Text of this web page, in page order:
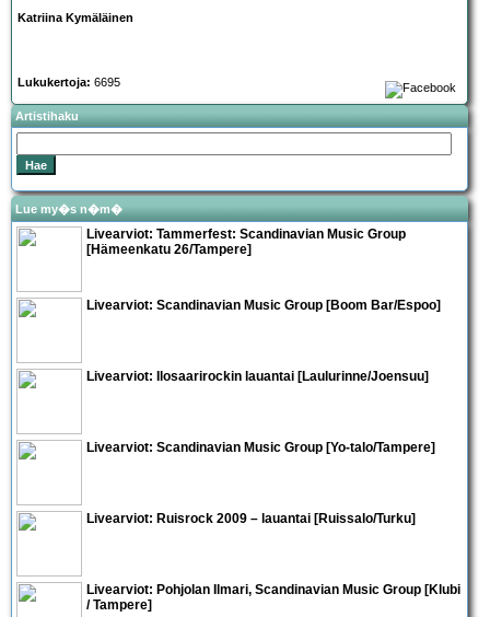
Katriina Kymäläinen
Lukukertoja: 6695
Artistihaku
Lue my�s n�m�
Livearviot: Tammerfest: Scandinavian Music Group
[Hämeenkatu 26/Tampere]
Livearviot: Scandinavian Music Group [Boom Bar/Espoo]
Livearviot: Ilosaarirockin lauantai [Laulurinne/Joensuu]
Livearviot: Scandinavian Music Group [Yo-talo/Tampere]
Livearviot: Ruisrock 2009 – lauantai [Ruissalo/Turku]
Livearviot: Pohjolan Ilmari, Scandinavian Music Group [Klubi
/ Tampere]